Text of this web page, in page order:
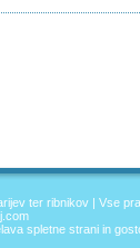
ter ribnikov | Vse
spletne strani in